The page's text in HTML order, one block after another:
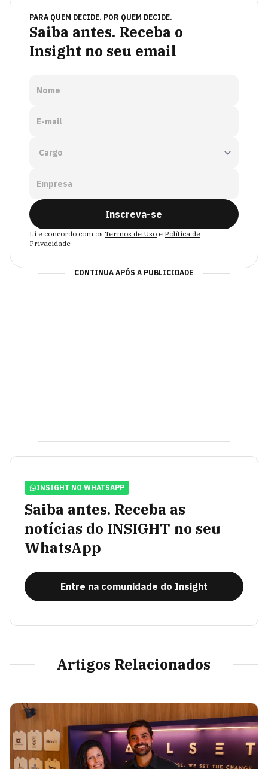
PARA QUEM DECIDE. POR QUEM DECIDE.
Saiba antes. Receba o
Insight no seu email
Nome
E-mail
Empresa
Inscreva-se
Li e concordo com os Termos de Uso e Política de
Privacidade
CONTINUA APÓS A PUBLICIDADE
INSIGHT NO WHATSAPP
Saiba antes. Receba as
notícias do INSIGHT no seu
WhatsApp
Entre na comunidade do Insight
Artigos Relacionados